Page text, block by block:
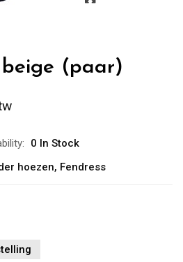
beige (paar)
0 In Stock
hoezen, Fendress